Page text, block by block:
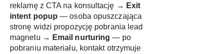
reklamę z CTA na konsultację → Exit
intent popup — osoba opuszczająca
stronę widzi propozycję pobrania lead
magnetu → Email nurturing — po
pobraniu materiału, kontakt otrzymuje